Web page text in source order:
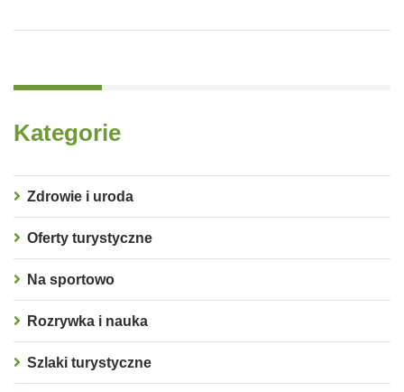
Kategorie
Zdrowie i uroda
Oferty turystyczne
Na sportowo
Rozrywka i nauka
Szlaki turystyczne